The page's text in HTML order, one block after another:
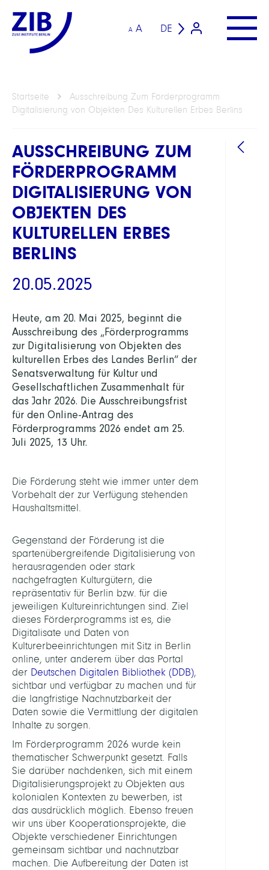
A A DE
Startseite
Ausschreibung Zum Förderprogramm
Digitalisierung von Objekten Des Kulturellen Erbes Berlins
AUSSCHREIBUNG ZUM
FÖRDERPROGRAMM
DIGITALISIERUNG VON
OBJEKTEN DES
KULTURELLEN ERBES
BERLINS
20.05.2025
Heute, am 20. Mai 2025, beginnt die
Ausschreibung des „Förderprogramms
zur Digitalisierung von Objekten des
kulturellen Erbes des Landes Berlin“ der
Senatsverwaltung für Kultur und
Gesellschaftlichen Zusammenhalt für
das Jahr 2026. Die Ausschreibungsfrist
für den Online-Antrag des
Förderprogramms 2026 endet am 25.
Juli 2025, 13 Uhr.
Die Förderung steht wie immer unter dem
Vorbehalt der zur Verfügung stehenden
Haushaltsmittel.
Gegenstand der Förderung ist die
spartenübergreifende Digitalisierung von
herausragenden oder stark
nachgefragten Kulturgütern, die
repräsentativ für Berlin bzw. für die
jeweiligen Kultureinrichtungen sind. Ziel
dieses Förderprogramms ist es, die
Digitalisate und Daten von
Kulturerbeeinrichtungen mit Sitz in Berlin
online, unter anderem über das Portal
der Deutschen Digitalen Bibliothek (DDB),
sichtbar und verfügbar zu machen und für
die langfristige Nachnutzbarkeit der
Daten sowie die Vermittlung der digitalen
Inhalte zu sorgen.
Im Förderprogramm 2026 wurde kein
thematischer Schwerpunkt gesetzt. Falls
Sie darüber nachdenken, sich mit einem
Digitalisierungsprojekt zu Objekten aus
kolonialen Kontexten zu bewerben, ist
das ausdrücklich möglich. Ebenso freuen
wir uns über Kooperationsprojekte, die
Objekte verschiedener Einrichtungen
gemeinsam sichtbar und nachnutzbar
machen. Die Aufbereitung der Daten ist